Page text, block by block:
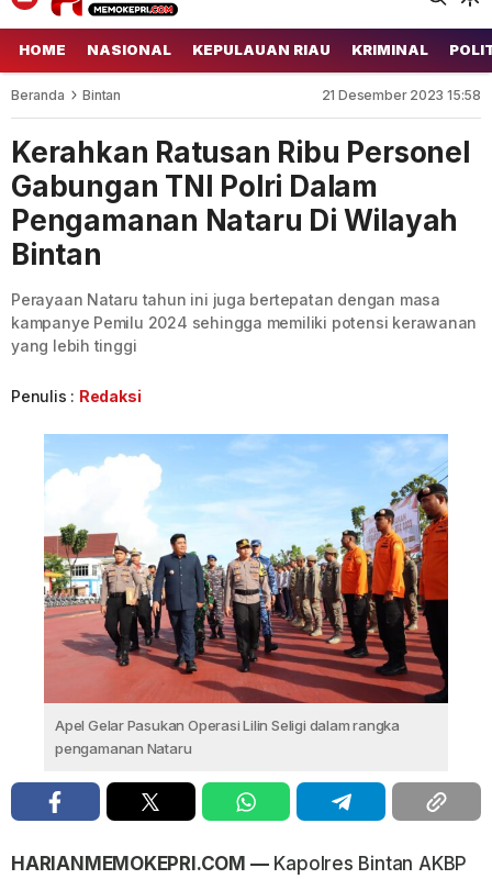
HOME NASIONAL KEPULAUAN RIAU KRIMINAL
Beranda Bintan 21 Desember 2023 15:58
Kerahkan Ratusan Ribu Personel
Gabungan TNI Polri Dalam
Pengamanan Nataru Di Wilayah
Bintan
Perayaan Nataru tahun ini juga bertepatan dengan masa
kampanye Pemilu 2024 sehingga memiliki potensi kerawanan
yang lebih tinggi
Penulis : Redaksi
Apel Gelar Pasukan Operasi Lilin Seligi dalam rangka
pengamanan Nataru
HARIANMEMOKEPRI.COM —Kapolres Bintan AKBP